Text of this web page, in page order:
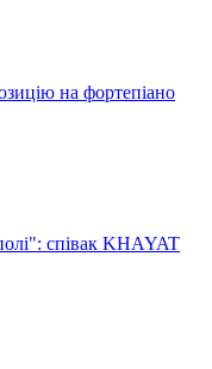
на фортепіано
співак KHAYAT